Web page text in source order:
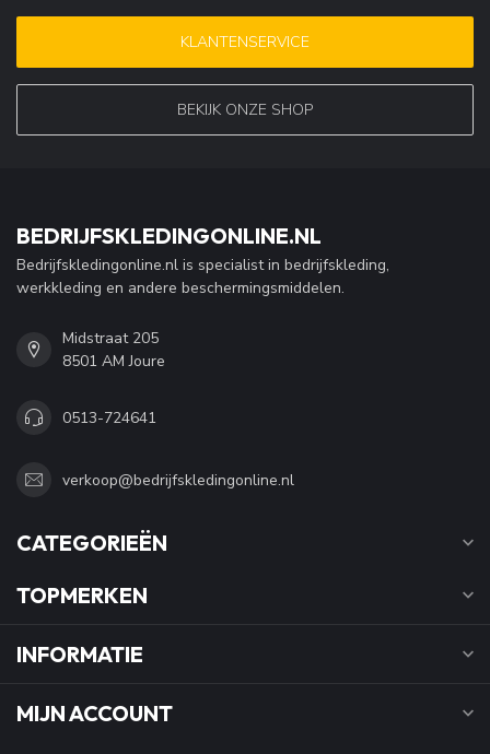
KLANTENSERVICE
BEKIJK ONZE SHOP
BEDRIJFSKLEDINGONLINE.NL
Bedrijfskledingonline.nl is specialist in bedrijfskleding,
werkkleding en andere beschermingsmiddelen.
Midstraat 205
8501 AM Joure
0513-724641
verkoop@bedrijfskledingonline.nl
CATEGORIEËN
TOPMERKEN
INFORMATIE
MIJN ACCOUNT